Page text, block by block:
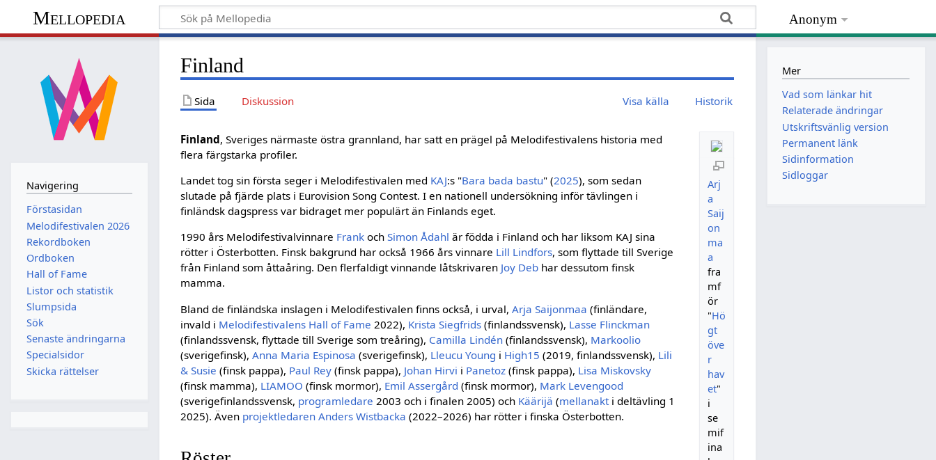
Anonym
Mellopedia
Finland
Sida Diskussion Visa källa Historik
Arj
a
Saij
on
ma
a
fra
mf
ör
"Hö
gt
öve
r
hav
et"
i
se
mif
ina
Finland, Sveriges närmaste östra grannland, har satt en prägel på Melodifestivalens historia med
flera färgstarka profiler.
Landet tog sin första seger i Melodifestivalen med KAJ:s "Bara bada bastu" (2025), som sedan
slutade på fjärde plats i Eurovision Song Contest. I en nationell undersökning inför tävlingen i
finländsk dagspress var bidraget mer populärt än Finlands eget.
1990 års Melodifestivalvinnare Frank ochSimon Ådahl är födda i Finland och har liksom KAJ sina
rötter i Österbotten. Finsk bakgrund har också 1966 års vinnare Lill Lindfors, som flyttade till Sverige
från Finland som åttaåring. Den flerfaldigt vinnande låtskrivaren Joy Deb har dessutom finsk
mamma.
Bland de finländska inslagen i Melodifestivalen finns också, i urval,Arja Saijonmaa (finländare,
invald i Melodifestivalens Hall of Fame 2022), Krista Siegfrids (finlandssvensk), Lasse Flinckman
(finlandssvensk, flyttade till Sverige som treåring), Camilla Lindén (finlandssvensk), Markoolio
(sverigefinsk),Anna Maria Espinosa (sverigefinsk), Lleucu Young i High15 (2019, finlandssvensk), Lili
& Susie (finsk pappa), Paul Rey (finsk pappa), Johan Hirvi i Panetoz (finsk pappa), Lisa Miskovsky
(finsk mamma), LIAMOO (finsk mormor), Emil Assergård (finsk mormor), Mark Levengood
(sverigefinlandssvensk, programledare 2003 och i finalen 2005) och Käärijä (mellanakt i deltävling 1
2025). Även projektledaren Anders Wistbacka (2022–2026) har rötter i finska Österbotten.
Navigering
Förstasidan
Melodifestivalen 2026
Rekordboken
Ordboken
Hall of Fame
Listor och statistik
Slumpsida
Sök
Senaste ändringarna
Specialsidor
Skicka rättelser
Mer
Vad som länkar hit
Relaterade ändringar
Utskriftsvänlig version
Permanent länk
Sidinformation
Sidloggar